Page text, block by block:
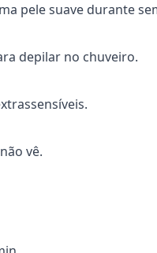
pele suave durante
depilar no chuveiro.
vê.